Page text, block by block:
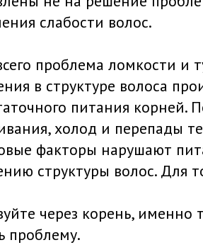
слабости волос.
проблема ломкости и
в структуре волоса
питания корней.
холод и перепады
факторы нарушают
структуры волос. Для
через корень, именно
проблему.